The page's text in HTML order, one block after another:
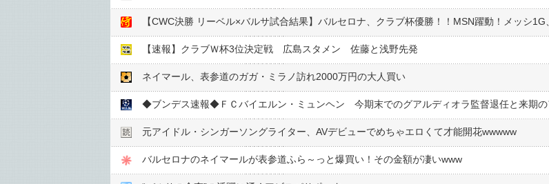
【速報】クラブＷ杯3位決定戦 広島スタメン 佐藤と浅野先発
ネイマール、表参道のガガ・ミラノ訪れ2000万円の大人買い
元アイドル・シンガーソングライター、AVデビューでめちゃエロくて才能開花wwwww
バルセロナのネイマールが表参道ふら～っと爆買い！その金額が凄いwww